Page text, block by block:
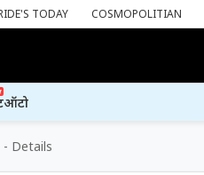
TODAY COSMOPOLITIAN
ऑटो
- Details